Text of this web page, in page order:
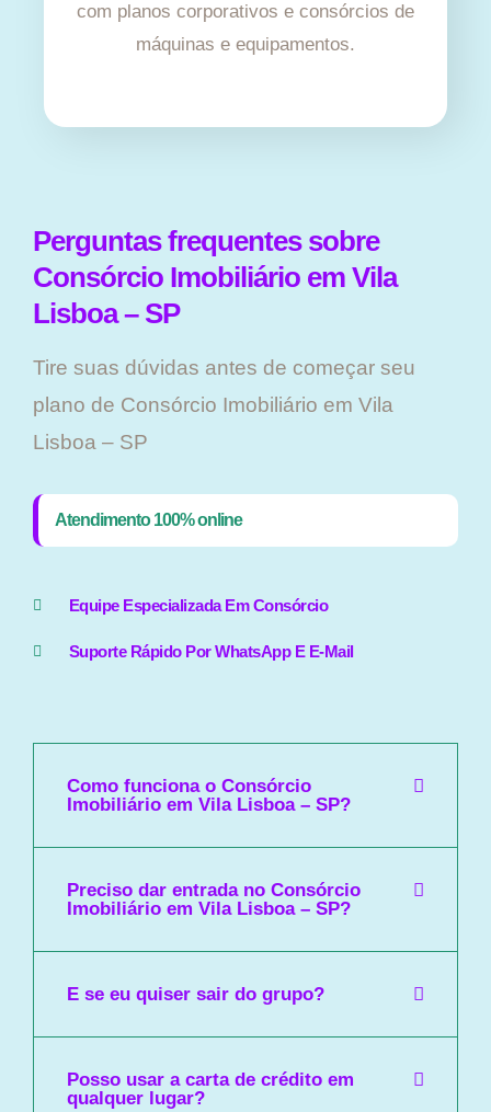
com planos corporativos e consórcios de
máquinas e equipamentos.
Perguntas frequentes sobre
Consórcio Imobiliário em Vila
Lisboa – SP
Tire suas dúvidas antes de começar seu
plano ​de Consórcio Imobiliário em Vila
Lisboa – SP
Atendimento 100% online
Equipe Especializada Em Consórcio
Suporte Rápido Por WhatsApp E E-Mail
Como funciona o Consórcio
Imobiliário em Vila Lisboa – SP?
Preciso dar entrada no Consórcio
Imobiliário em Vila Lisboa – SP?
E se eu quiser sair do grupo?
Posso usar a carta de crédito em
qualquer lugar?